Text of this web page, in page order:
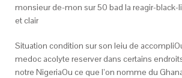
monsieur de-mon sur 50 bad la reagir-black-
et clair
Situation condition sur son leiu de
medoc acolyte reserver dans certains
notre NigeriaOu ce que l’on nomme du